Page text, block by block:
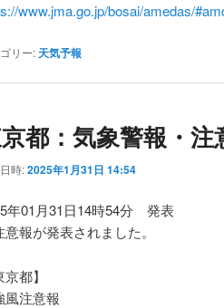
www.jma.go.jp/bosai/amedas/
リー: 天気予報
都：気象警報・注
時:2025年1月31日 14:54
年01月31日14時54分 発表
意報が発表されました。
京都】
注意報